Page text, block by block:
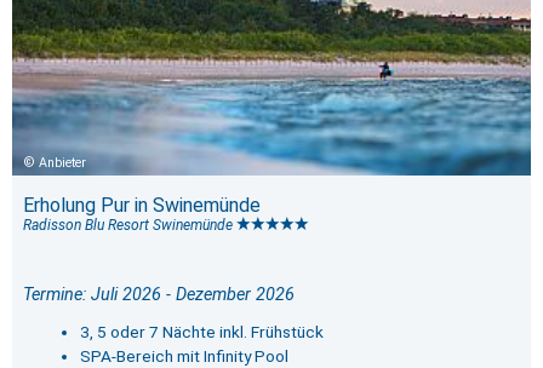
Anbieter
Erholung Pur in Swinemünde
Radisson Blu Resort Swinemünde
Termine: Juli 2026 - Dezember 2026
3, 5 oder 7 Nächte inkl. Frühstück
SPA-Bereich mit Infinity Pool